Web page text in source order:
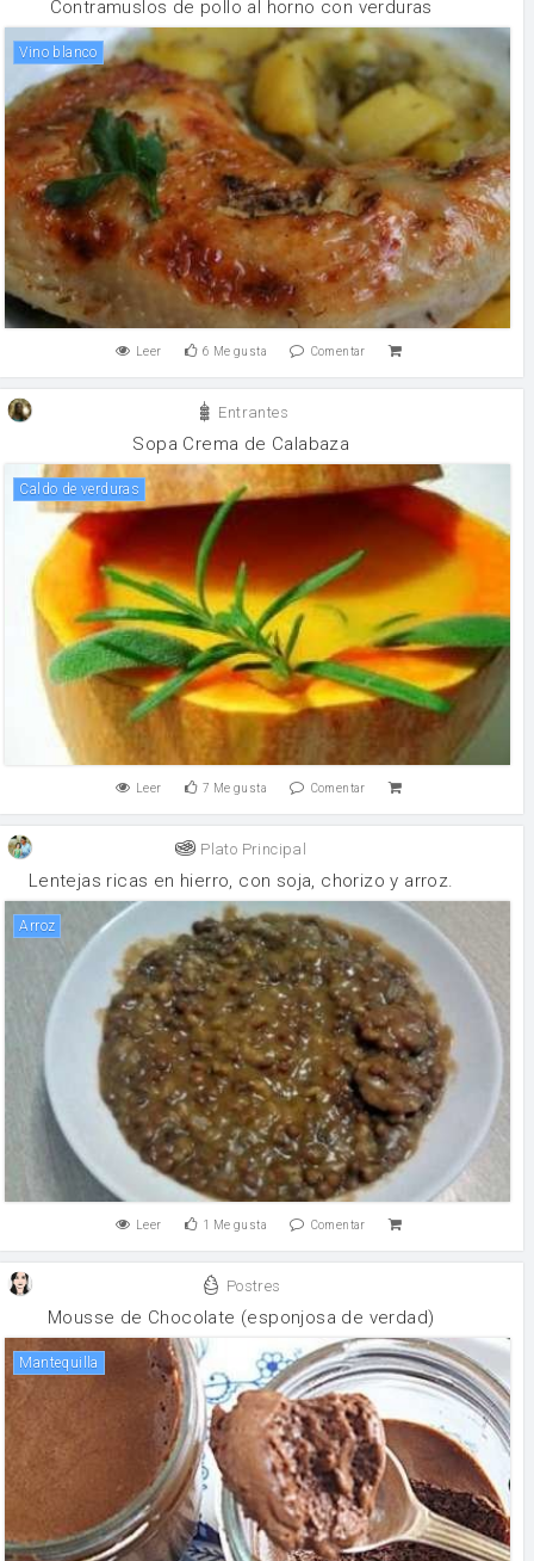
Contramuslos de pollo al horno con verduras
vino blanco
Leer 6 Me gusta Comentar
Entrantes
Sopa Crema de Calabaza
Caldo de verduras
Leer 7 Me gusta Comentar
Plato Principal
Lentejas ricas en hierro, con soja, chorizo y arroz.
arroz
Leer 1 Me gusta Comentar
Postres
Mousse de Chocolate (esponjosa de verdad)
mantequilla